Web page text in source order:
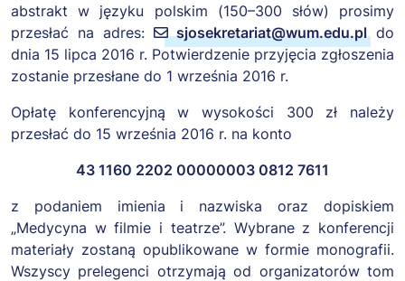
abstrakt w języku polskim (150–300 słów) prosimy
przesłać na adres:
sjosekretariat@wum.edu.pldo
dnia 15 lipca 2016 r. Potwierdzenie przyjęcia zgłoszenia
zostanie przesłane do 1 września 2016 r.
Opłatę konferencyjną w wysokości 300 zł należy
przesłać do 15 września 2016 r. na konto
43 1160 2202 00000003 0812 7611
z podaniem imienia i nazwiska oraz dopiskiem
„Medycyna w filmie i teatrze”. Wybrane z konferencji
materiały zostaną opublikowane w formie monografii.
Wszyscy prelegenci otrzymają od organizatorów tom